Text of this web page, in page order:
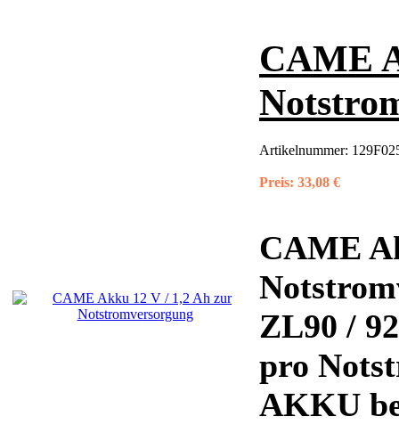
CAME
Artikelnummer:
Preis: 33,08 €
CAME
ZL90 / 92
pro
AKKU